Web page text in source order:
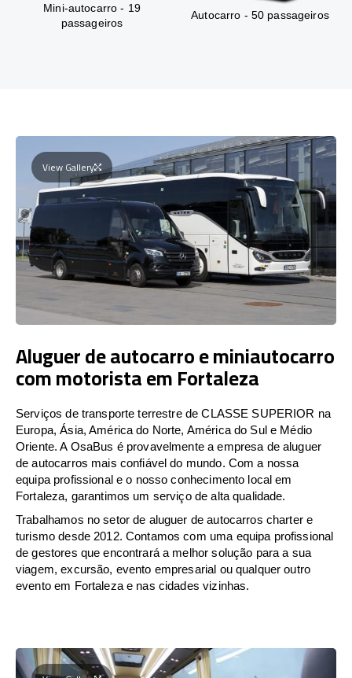
Mini-autocarro - 19
passageiros
Autocarro - 50 passageiros
View Gallery
Aluguer de autocarro e miniautocarro
com motorista em Fortaleza
Serviços de transporte terrestre de CLASSE SUPERIOR na
Europa, Ásia, América do Norte, América do Sul e Médio
Oriente. A OsaBus é provavelmente a empresa de aluguer
de autocarros mais confiável do mundo. Com a nossa
equipa profissional e o nosso conhecimento local em
Fortaleza, garantimos um serviço de alta qualidade.
Trabalhamos no setor de aluguer de autocarros charter e
turismo desde 2012. Contamos com uma equipa profissional
de gestores que encontrará a melhor solução para a sua
viagem, excursão, evento empresarial ou qualquer outro
evento em Fortaleza e nas cidades vizinhas.